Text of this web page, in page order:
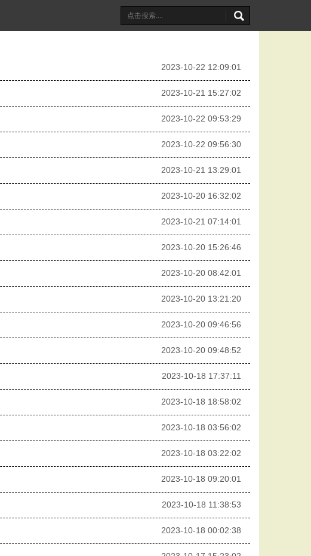
2023-10-22 12:09:01
2023-10-21 15:27:02
2023-10-22 09:53:29
2023-10-22 09:56:30
2023-10-21 13:29:01
2023-10-20 16:32:02
2023-10-21 07:14:01
2023-10-20 15:26:46
2023-10-20 08:42:01
2023-10-20 13:21:20
2023-10-20 09:46:56
2023-10-20 09:48:52
2023-10-18 17:37:11
2023-10-18 18:58:02
2023-10-18 03:56:02
2023-10-18 03:22:02
2023-10-18 09:20:01
2023-10-18 11:38:53
2023-10-18 00:02:38